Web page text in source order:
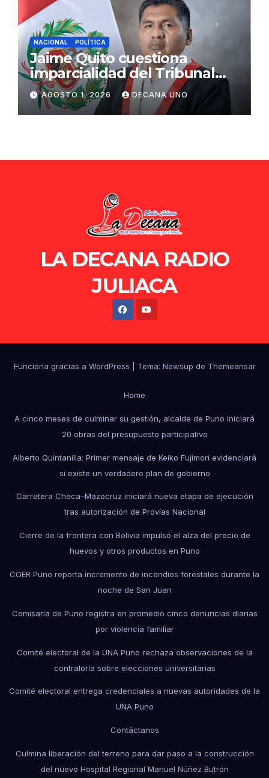
NACIONAL POLÍTICA
Jaime Quito cuestiona
imparcialidad del Tribunal
Constitucional tras liberación
de Ollanta Humala
AGOSTO 1, 2026 DECANA UNO
LA DECANA RADIO
JULIACA
Funciona gracias a WordPress Tema: Newsup de Themeansar
Home
A cinco meses de culminar su gestión, alcalde de Puno iniciará
20 obras del presupuesto participativo
Alberto Quintanilla: Primer mensaje de Keiko Fujimori evidenciará
si existe un verdadero plan de gobierno
Carretera Checa–Mazocruz iniciará nueva etapa de ejecución
tras autorización de Provías Nacional
Cierre de la frontera con Bolivia impulsó el alza del precio de
huevos y otros productos en Puno
COER Puno reporta incremento de incendios forestales durante la
noche de San Juan
Comisaría de Puno registra en promedio cinco denuncias diarias
por violencia familiar
Comité electoral de la UNA Puno rechaza observaciones de la
contraloría sobre elecciones universitarias
Comité electoral entrega credenciales a nuevas autoridades de la
UNA Puno
Contáctanos
Culmina liberación del terreno para dar paso a la construcción
del nuevo Hospital Regional Manuel Núñez Butrón